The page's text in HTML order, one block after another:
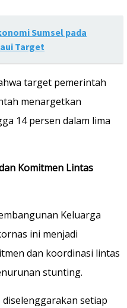
Sumsel pada
Target
target pemerintah
menargetkan
14 persen dalam lima
Komitmen Lintas
Keluarga
ini menjadi
dan koordinasi lintas
stunting.
setiap